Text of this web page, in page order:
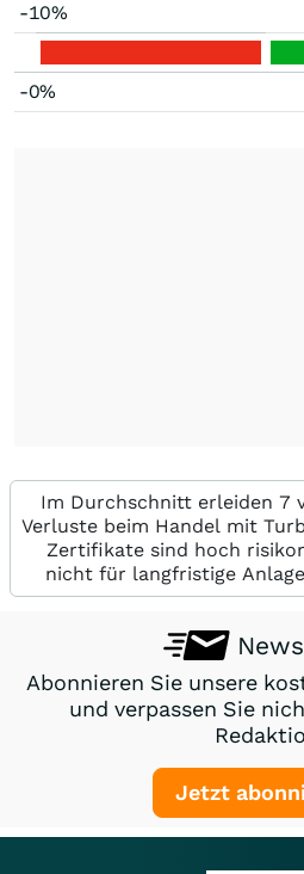
-10%
-0%
Im Durchschnitt erleiden 7
Verluste beim Handel mit
Zertifikate sind hoch
nicht für langfristige
Abonnieren Sie unsere
und verpassen Sie
Jetzt